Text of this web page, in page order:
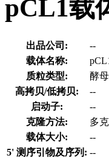
pCL1载
出品公司:
--
载体名称:
质粒类型:
酵
高拷贝/低拷贝:
--
启动子:
--
克隆方法:
多
载体大小:
--
5' 测序引物及序列: --